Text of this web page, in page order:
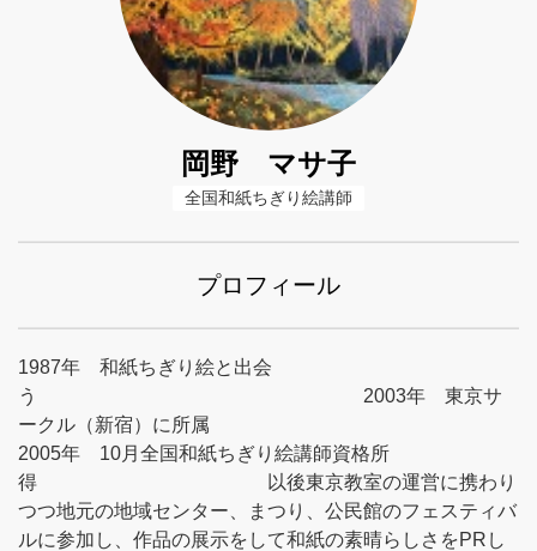
岡野 マサ子
全国和紙ちぎり絵講師
プロフィール
1987年 和紙ちぎり絵と出会
う 2003年 東京サ
ークル（新宿）に所属
2005年 10月全国和紙ちぎり絵講師資格所
得 以後東京教室の運営に携わり
つつ地元の地域センター、まつり、公民館のフェスティバ
ルに参加し、作品の展示をして和紙の素晴らしさをPRし